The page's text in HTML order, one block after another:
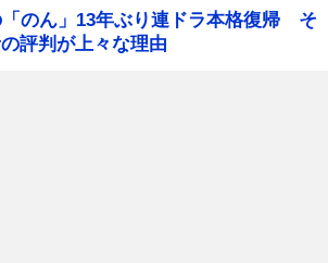
「のん」13年ぶり連ドラ本格復帰 そ
評判が上々な理由